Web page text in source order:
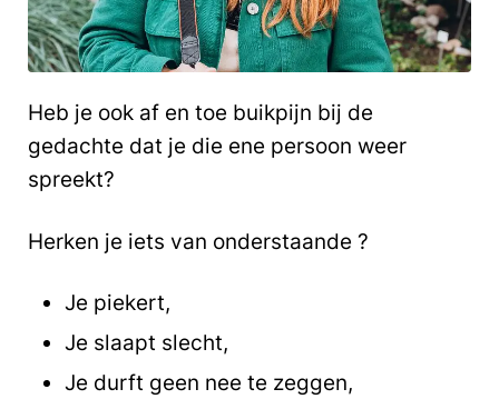
Heb je ook af en toe buikpijn bij de
gedachte dat je die ene persoon weer
spreekt?
Herken je iets van onderstaande ?
Je piekert,
Je slaapt slecht,
Je durft geen nee te zeggen,